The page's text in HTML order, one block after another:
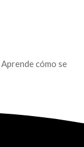
Aprende cómo se